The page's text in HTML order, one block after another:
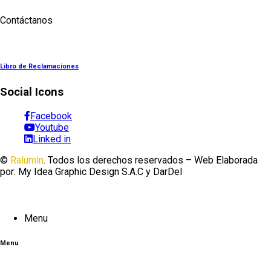
Contáctanos
Libro de Reclamaciones
Social Icons
Facebook
Youtube
Linked in
© Ralumin. Todos los derechos reservados – Web Elaborada
por: My Idea Graphic Design S.A.C y DarDel
Menu
Menu